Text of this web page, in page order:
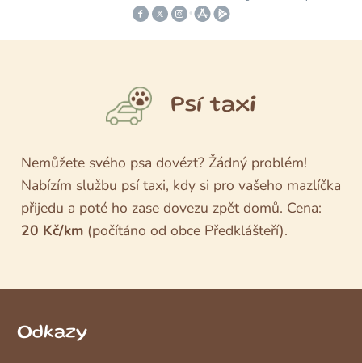
Psí taxi
Nemůžete svého psa dovézt? Žádný problém!
Nabízím službu psí taxi, kdy si pro vašeho mazlíčka
přijedu a poté ho zase dovezu zpět domů. Cena:
20 Kč/km (počítáno od obce Předklášteří).
Odkazy